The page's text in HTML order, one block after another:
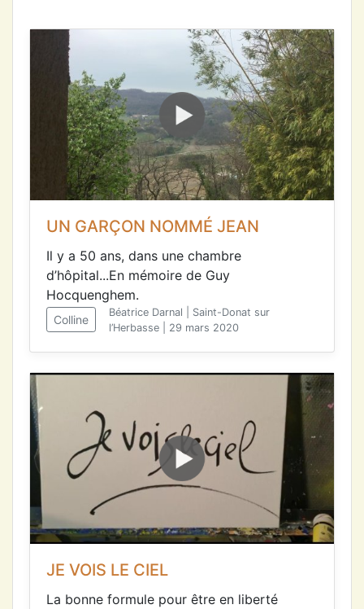
UN GARÇON NOMMÉ JEAN
Il y a 50 ans, dans une chambre
d’hôpital...En mémoire de Guy
Hocquenghem.
Colline
Béatrice Darnal | Saint-Donat sur
l’Herbasse | 29 mars 2020
JE VOIS LE CIEL
La bonne formule pour être en liberté